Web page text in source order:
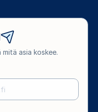
asia koskee.